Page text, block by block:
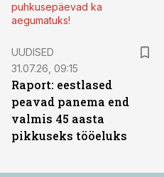
puhkusepäevad ka
aegumatuks!
UUDISED
31.07.26, 09:15
Raport: eestlased
peavad panema end
valmis 45 aasta
pikkuseks tööeluks